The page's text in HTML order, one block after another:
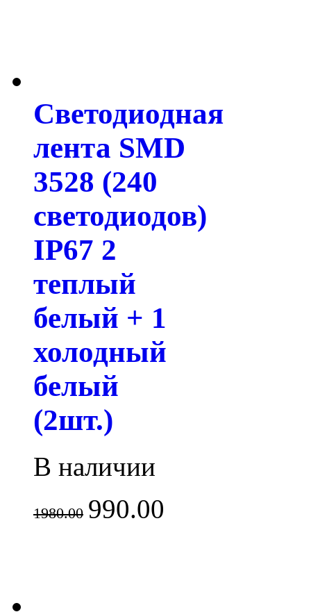
Светодиодная
лента SMD
3528 (240
светодиодов)
IP67 2
теплый
белый + 1
холодный
белый
(2шт.)
В наличии
1980.00 990.00